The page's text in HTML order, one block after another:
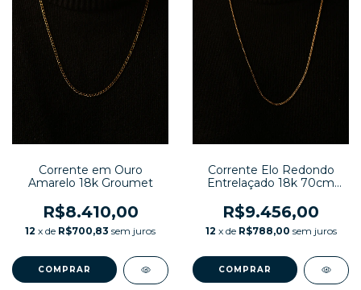
Corrente em Ouro
Amarelo 18k Groumet
R$8.410,00
12 x de R$700,83 sem juros
COMPRAR
Corrente Elo Redondo
Entrelaçado 18k 70cm
R$9.456,00
12 x de R$788,00 sem juros
COMPRAR